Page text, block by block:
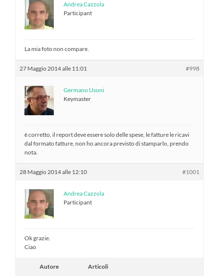
Andrea Cazzola
Participant
La mia foto non compare.
27 Maggio 2014 alle 11:01 #998
Germano Usoni
Keymaster
è corretto, il report deve essere solo delle spese, le fatture le ricavi
dal formato fatture, non ho ancora previsto di stamparlo, prendo
nota.
28 Maggio 2014 alle 12:10 #1001
Andrea Cazzola
Participant
Ok grazie.
Ciao
Autore Articoli